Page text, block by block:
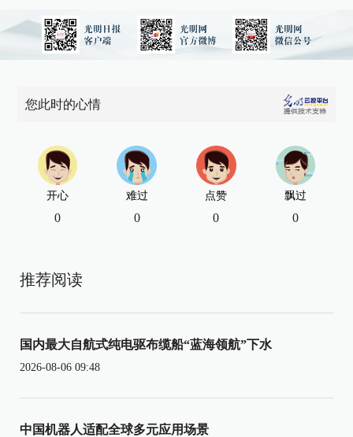
您此时的心情
开心
0
难过
0
点赞
0
飘过
0
推荐阅读
国内最大自航式纯电驱布缆船“蓝海领航”下水
2026-08-06 09:48
中国机器人适配全球多元应用场景